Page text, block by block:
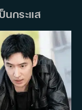
นกระแส